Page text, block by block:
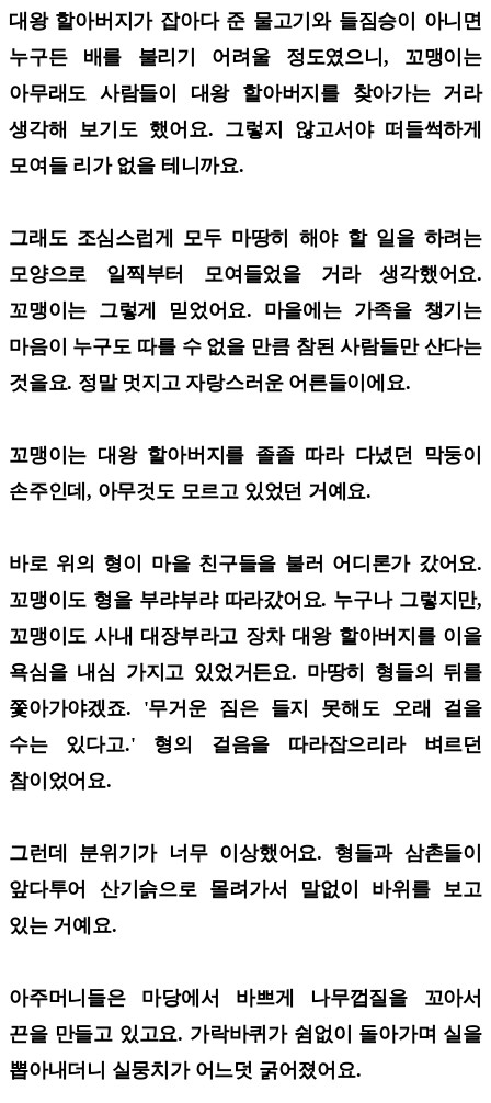
대왕 할아버지가 잡아다 준 물고기와 들짐승이 아니면
누구든 배를 불리기 어려울 정도였으니, 꼬맹이는
아무래도 사람들이 대왕 할아버지를 찾아가는 거라
생각해 보기도 했어요. 그렇지 않고서야 떠들썩하게
모여들 리가 없을 테니까요.
그래도 조심스럽게 모두 마땅히 해야 할 일을 하려는
모양으로 일찍부터 모여들었을 거라 생각했어요.
꼬맹이는 그렇게 믿었어요. 마을에는 가족을 챙기는
마음이 누구도 따를 수 없을 만큼 참된 사람들만 산다는
것을요. 정말 멋지고 자랑스러운 어른들이에요.
꼬맹이는 대왕 할아버지를 졸졸 따라 다녔던 막둥이
손주인데, 아무것도 모르고 있었던 거예요.
바로 위의 형이 마을 친구들을 불러 어디론가 갔어요.
꼬맹이도 형을 부랴부랴 따라갔어요. 누구나 그렇지만,
꼬맹이도 사내 대장부라고 장차 대왕 할아버지를 이을
욕심을 내심 가지고 있었거든요. 마땅히 형들의 뒤를
쫓아가야겠죠. '무거운 짐은 들지 못해도 오래 걸을
수는 있다고.' 형의 걸음을 따라잡으리라 벼르던
참이었어요.
그런데 분위기가 너무 이상했어요. 형들과 삼촌들이
앞다투어 산기슭으로 몰려가서 말없이 바위를 보고
있는 거예요.
아주머니들은 마당에서 바쁘게 나무껍질을 꼬아서
끈을 만들고 있고요. 가락바퀴가 쉼없이 돌아가며 실을
뽑아내더니 실뭉치가 어느덧 굵어졌어요.